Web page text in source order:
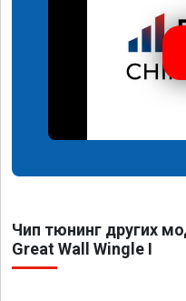
Чип тюнинг других
Great Wall Wingle I